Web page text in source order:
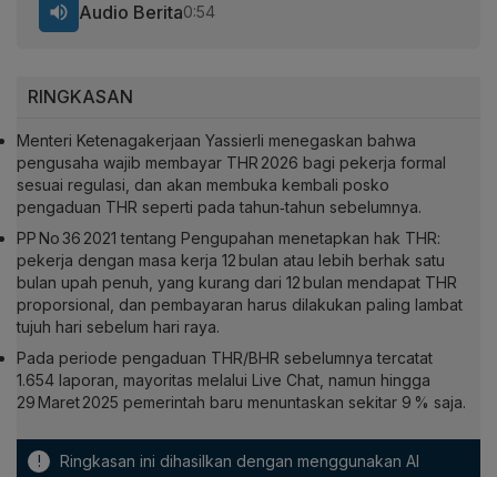
RINGKASAN
Menteri Ketenagakerjaan Yassierli menegaskan bahwa
pengusaha wajib membayar THR 2026 bagi pekerja formal
sesuai regulasi, dan akan membuka kembali posko
pengaduan THR seperti pada tahun‑tahun sebelumnya.
PP No 36 2021 tentang Pengupahan menetapkan hak THR:
pekerja dengan masa kerja 12 bulan atau lebih berhak satu
bulan upah penuh, yang kurang dari 12 bulan mendapat THR
proporsional, dan pembayaran harus dilakukan paling lambat
tujuh hari sebelum hari raya.
Pada periode pengaduan THR/BHR sebelumnya tercatat
1.654 laporan, mayoritas melalui Live Chat, namun hingga
29 Maret 2025 pemerintah baru menuntaskan sekitar 9 % saja.
! Ringkasan ini dihasilkan dengan menggunakan AI
Audio Berita0:54